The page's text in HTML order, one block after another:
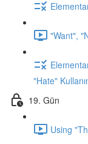
"Want",
"Hate"
19. Gün
Using